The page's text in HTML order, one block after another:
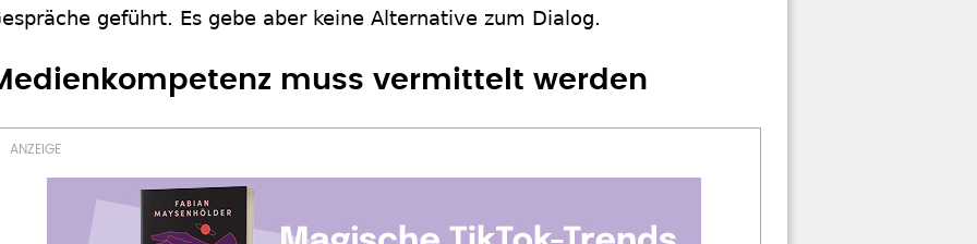
geführt. Es gebe aber keine Alternative zum Dialog.
muss vermittelt werden